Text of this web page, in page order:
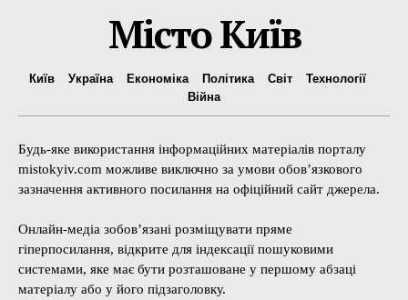
Місто Київ
Київ Україна Економіка Політика Світ
Технології
Війна
Будь-яке використання інформаційних матеріалів порталу
mistokyiv.com можливе виключно за умови обов’язкового
зазначення активного посилання на офіційний сайт джерела.
Онлайн-медіа зобов’язані розміщувати пряме
гіперпосилання, відкрите для індексації пошуковими
системами, яке має бути розташоване у першому абзаці
матеріалу або у його підзаголовку.